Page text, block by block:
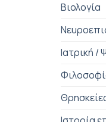
Βιολογία
Ιατρική /